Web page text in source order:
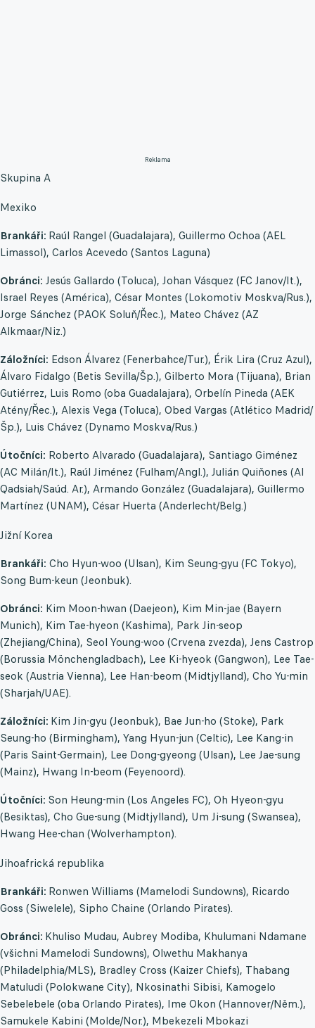
Reklama
Skupina A
Mexiko
Brankáři: Raúl Rangel (Guadalajara), Guillermo Ochoa (AEL
Limassol), Carlos Acevedo (Santos Laguna)
Obránci: Jesús Gallardo (Toluca), Johan Vásquez (FC Janov/It.),
Israel Reyes (América), César Montes (Lokomotiv Moskva/Rus.),
Jorge Sánchez (PAOK Soluň/Řec.), Mateo Chávez (AZ
Alkmaar/Niz.)
Záložníci: Edson Álvarez (Fenerbahce/Tur.), Érik Lira (Cruz Azul),
Álvaro Fidalgo (Betis Sevilla/Šp.), Gilberto Mora (Tijuana), Brian
Gutiérrez, Luis Romo (oba Guadalajara), Orbelín Pineda (AEK
Atény/Řec.), Alexis Vega (Toluca), Obed Vargas (Atlético Madrid/
Šp.), Luis Chávez (Dynamo Moskva/Rus.)
Útočníci: Roberto Alvarado (Guadalajara), Santiago Giménez
(AC Milán/It.), Raúl Jiménez (Fulham/Angl.), Julián Quiňones (Al
Qadsiah/Saúd. Ar.), Armando González (Guadalajara), Guillermo
Martínez (UNAM), César Huerta (Anderlecht/Belg.)
Jižní Korea
Brankáři: Cho Hyun-woo (Ulsan), Kim Seung-gyu (FC Tokyo),
Song Bum-keun (Jeonbuk).
Obránci: Kim Moon-hwan (Daejeon), Kim Min-jae (Bayern
Munich), Kim Tae-hyeon (Kashima), Park Jin-seop
(Zhejiang/China), Seol Young-woo (Crvena zvezda), Jens Castrop
(Borussia Mönchengladbach), Lee Ki-hyeok (Gangwon), Lee Tae-
seok (Austria Vienna), Lee Han-beom (Midtjylland), Cho Yu-min
(Sharjah/UAE).
Záložníci: Kim Jin-gyu (Jeonbuk), Bae Jun-ho (Stoke), Park
Seung-ho (Birmingham), Yang Hyun-jun (Celtic), Lee Kang-in
(Paris Saint-Germain), Lee Dong-gyeong (Ulsan), Lee Jae-sung
(Mainz), Hwang In-beom (Feyenoord).
Útočníci: Son Heung-min (Los Angeles FC), Oh Hyeon-gyu
(Besiktas), Cho Gue-sung (Midtjylland), Um Ji-sung (Swansea),
Hwang Hee-chan (Wolverhampton).
Jihoafrická republika
Brankáři: Ronwen Williams (Mamelodi Sundowns), Ricardo
Goss (Siwelele), Sipho Chaine (Orlando Pirates).
Obránci: Khuliso Mudau, Aubrey Modiba, Khulumani Ndamane
(všichni Mamelodi Sundowns), Olwethu Makhanya
(Philadelphia/MLS), Bradley Cross (Kaizer Chiefs), Thabang
Matuludi (Polokwane City), Nkosinathi Sibisi, Kamogelo
Sebelebele (oba Orlando Pirates), Ime Okon (Hannover/Něm.),
Samukele Kabini (Molde/Nor.), Mbekezeli Mbokazi